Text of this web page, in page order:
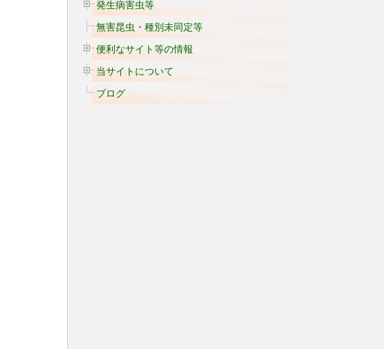
発生病害虫等
無害昆虫・種別未同定等
便利なサイト等の情報
当サイトについて
ブログ